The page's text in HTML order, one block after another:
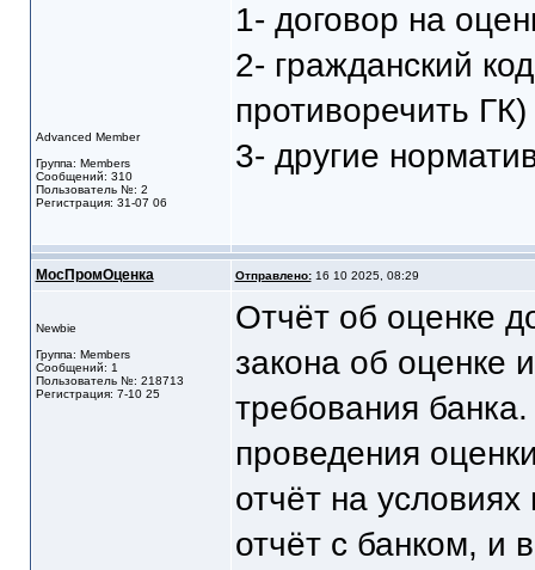
Advanced Member
Группа: Members
Сообщений: 310
Пользователь №: 2
Регистрация: 31-07 06
1- договор на
2- гражданский
противоречить ГК)
3- другие
МосПромОценка Отправлено:16 10 2025, 08:29
Newbie
Группа: Members
Сообщений: 1
Пользователь №: 218713
Регистрация: 7-10 25
Отчёт об оценке
закона об оценке
требования
проведения
отчёт на
отчёт с банком, и